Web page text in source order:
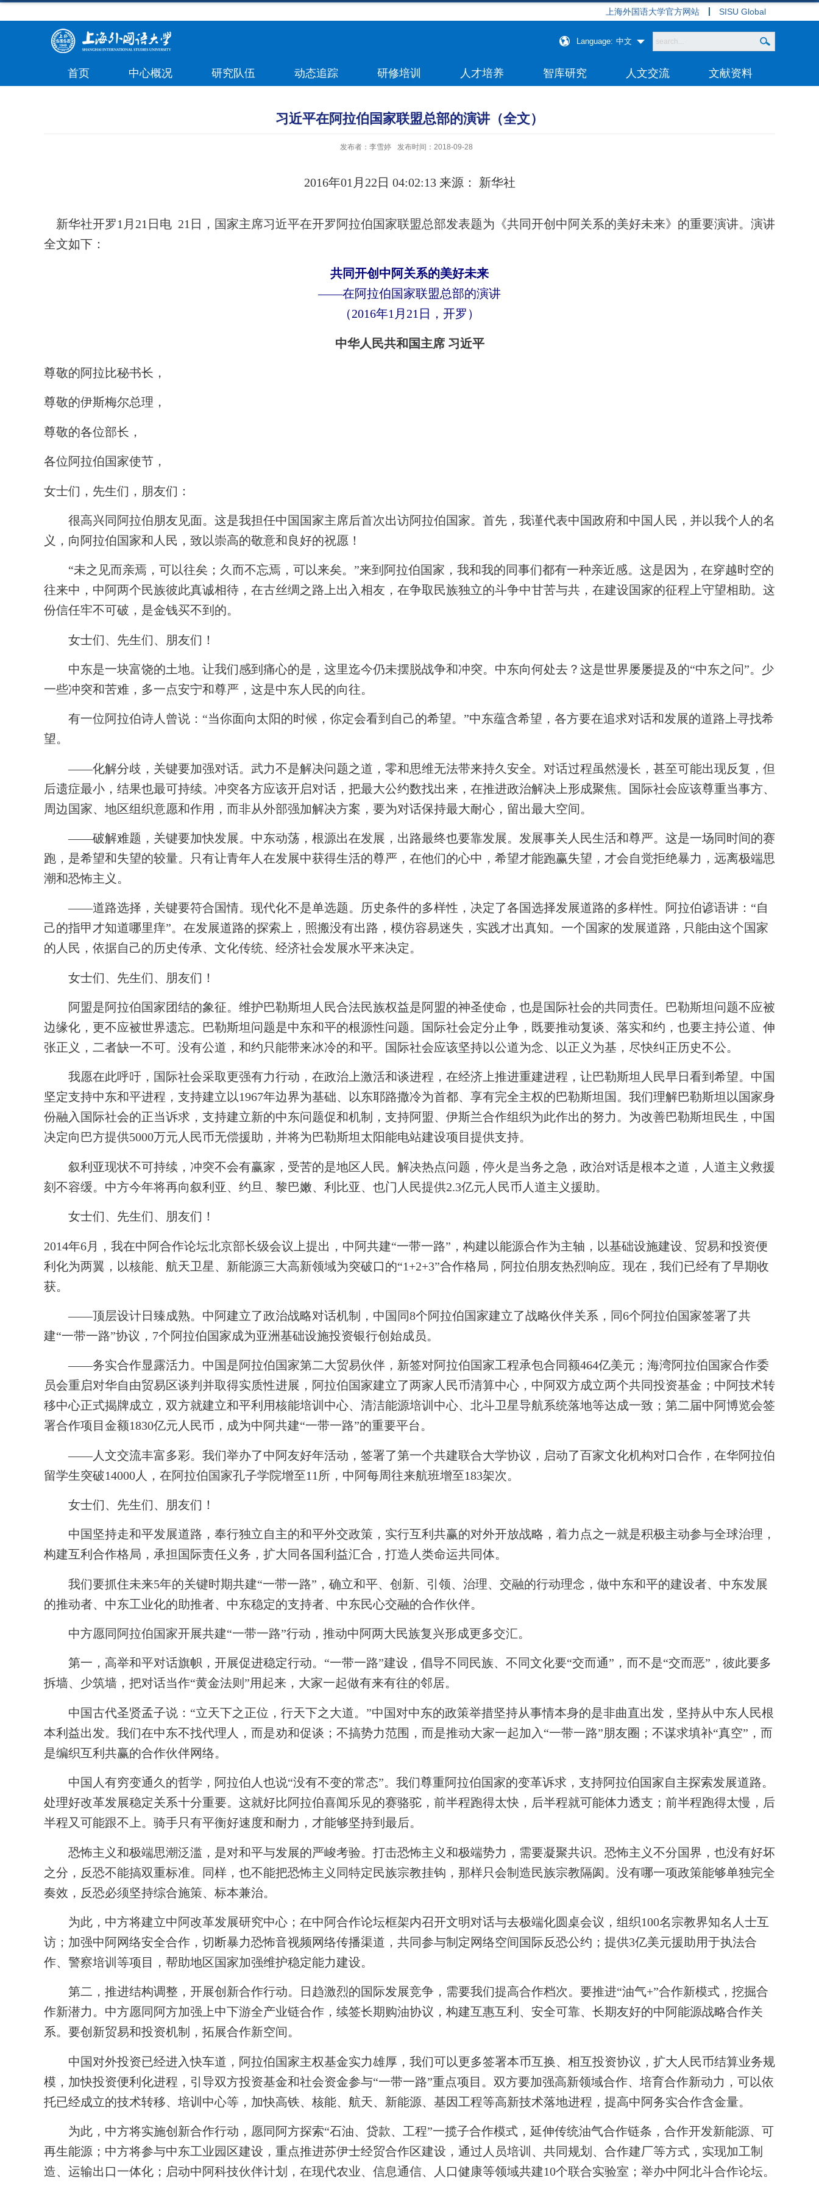
上海外国语大学官方网站 SISU Global
Language: 中文
首页 中心概况 研究队伍 动态追踪 研修培训 人才培养 智库研究 人文交流 文献资料
习近平在阿拉伯国家联盟总部的演讲（全文）
发布者：李雪婷 发布时间：2018-09-28
2016年01 月 22 日 04:02:13 来源： 新华社
新华社开罗1 月 21 日电 21 日，国家主席习近平在开罗阿拉伯国家联盟总部发表题为《共同开创中阿关系的美好未来》的重要演讲。演讲
全文如下：
共同开创中阿关系的美好未来
——在阿拉伯国家联盟总部的演讲
（2016年1 月 21 日，开罗）
中华人民共和国主席 习近平
尊敬的阿拉比秘书长，
尊敬的伊斯梅尔总理，
尊敬的各位部长，
各位阿拉伯国家使节，
女士们，先生们，朋友们：
很高兴同阿拉伯朋友见面。这是我担任中国国家主席后首次出访阿拉伯国家。首先，我谨代表中国政府和中国人民，并以我个人的名
义，向阿拉伯国家和人民，致以崇高的敬意和良好的祝愿！
“未之见而亲焉，可以往矣；久而不忘焉，可以来矣。”来到阿拉伯国家，我和我的同事们都有一种亲近感。这是因为，在穿越时空的
往来中，中阿两个民族彼此真诚相待，在古丝绸之路上出入相友，在争取民族独立的斗争中甘苦与共，在建设国家的征程上守望相助。这
份信任牢不可破，是金钱买不到的。
女士们、先生们、朋友们！
中东是一块富饶的土地。让我们感到痛心的是，这里迄今仍未摆脱战争和冲突。中东向何处去？这是世界屡屡提及的“中东之问”。少
一些冲突和苦难，多一点安宁和尊严，这是中东人民的向往。
有一位阿拉伯诗人曾说：“当你面向太阳的时候，你定会看到自己的希望。”中东蕴含希望，各方要在追求对话和发展的道路上寻找希
望。
——化解分歧，关键要加强对话。武力不是解决问题之道，零和思维无法带来持久安全。对话过程虽然漫长，甚至可能出现反复，但
后遗症最小，结果也最可持续。冲突各方应该开启对话，把最大公约数找出来，在推进政治解决上形成聚焦。国际社会应该尊重当事方、
周边国家、地区组织意愿和作用，而非从外部强加解决方案，要为对话保持最大耐心，留出最大空间。
——破解难题，关键要加快发展。中东动荡，根源出在发展，出路最终也要靠发展。发展事关人民生活和尊严。这是一场同时间的赛
跑，是希望和失望的较量。只有让青年人在发展中获得生活的尊严，在他们的心中，希望才能跑赢失望，才会自觉拒绝暴力，远离极端思
潮和恐怖主义。
——道路选择，关键要符合国情。现代化不是单选题。历史条件的多样性，决定了各国选择发展道路的多样性。阿拉伯谚语讲：“自
己的指甲才知道哪里痒”。在发展道路的探索上，照搬没有出路，模仿容易迷失，实践才出真知。一个国家的发展道路，只能由这个国家
的人民，依据自己的历史传承、文化传统、经济社会发展水平来决定。
女士们、先生们、朋友们！
阿盟是阿拉伯国家团结的象征。维护巴勒斯坦人民合法民族权益是阿盟的神圣使命，也是国际社会的共同责任。巴勒斯坦问题不应被
边缘化，更不应被世界遗忘。巴勒斯坦问题是中东和平的根源性问题。国际社会定分止争，既要推动复谈、落实和约，也要主持公道、伸
张正义，二者缺一不可。没有公道，和约只能带来冰冷的和平。国际社会应该坚持以公道为念、以正义为基，尽快纠正历史不公。
我愿在此呼吁，国际社会采取更强有力行动，在政治上激活和谈进程，在经济上推进重建进程，让巴勒斯坦人民早日看到希望。中国
坚定支持中东和平进程，支持建立以1967年边界为基础、以东耶路撒冷为首都、享有完全主权的巴勒斯坦国。我们理解巴勒斯坦以国家身
份融入国际社会的正当诉求，支持建立新的中东问题促和机制，支持阿盟、伊斯兰合作组织为此作出的努力。为改善巴勒斯坦民生，中国
决定向巴方提供5000万元人民币无偿援助，并将为巴勒斯坦太阳能电站建设项目提供支持。
叙利亚现状不可持续，冲突不会有赢家，受苦的是地区人民。解决热点问题，停火是当务之急，政治对话是根本之道，人道主义救援
刻不容缓。中方今年将再向叙利亚、约旦、黎巴嫩、利比亚、也门人民提供2.3亿元人民币人道主义援助。
女士们、先生们、朋友们！
2014年6月，我在中阿合作论坛北京部长级会议上提出，中阿共建“一带一路”，构建以能源合作为主轴，以基础设施建设、贸易和投资便
利化为两翼，以核能、航天卫星、新能源三大高新领域为突破口的“1+2+3”合作格局，阿拉伯朋友热烈响应。现在，我们已经有了早期收
获。
——顶层设计日臻成熟。中阿建立了政治战略对话机制，中国同8个阿拉伯国家建立了战略伙伴关系，同6个阿拉伯国家签署了共
建“一带一路”协议， 7个阿拉伯国家成为亚洲基础设施投资银行创始成员。
——务实合作显露活力。中国是阿拉伯国家第二大贸易伙伴，新签对阿拉伯国家工程承包合同额464亿美元；海湾阿拉伯国家合作委
员会重启对华自由贸易区谈判并取得实质性进展，阿拉伯国家建立了两家人民币清算中心，中阿双方成立两个共同投资基金；中阿技术转
移中心正式揭牌成立，双方就建立和平利用核能培训中心、清洁能源培训中心、北斗卫星导航系统落地等达成一致；第二届中阿博览会签
署合作项目金额1830亿元人民币，成为中阿共建“一带一路”的重要平台。
——人文交流丰富多彩。我们举办了中阿友好年活动，签署了第一个共建联合大学协议，启动了百家文化机构对口合作，在华阿拉伯
留学生突破14000人，在阿拉伯国家孔子学院增至11 所，中阿每周往来航班增至183架次。
女士们、先生们、朋友们！
中国坚持走和平发展道路，奉行独立自主的和平外交政策，实行互利共赢的对外开放战略，着力点之一就是积极主动参与全球治理，
构建互利合作格局，承担国际责任义务，扩大同各国利益汇合，打造人类命运共同体。
我们要抓住未来5年的关键时期共建“一带一路”，确立和平、创新、引领、治理、交融的行动理念，做中东和平的建设者、中东发展
的推动者、中东工业化的助推者、中东稳定的支持者、中东民心交融的合作伙伴。
中方愿同阿拉伯国家开展共建“一带一路”行动，推动中阿两大民族复兴形成更多交汇。
第一，高举和平对话旗帜，开展促进稳定行动。“一带一路”建设，倡导不同民族、不同文化要“交而通”，而不是“交而恶”，彼此要多
拆墙、少筑墙，把对话当作“黄金法则”用起来，大家一起做有来有往的邻居。
中国古代圣贤孟子说：“立天下之正位，行天下之大道。”中国对中东的政策举措坚持从事情本身的是非曲直出发，坚持从中东人民根
本利益出发。我们在中东不找代理人，而是劝和促谈；不搞势力范围，而是推动大家一起加入“一带一路”朋友圈；不谋求填补“真空”，而
是编织互利共赢的合作伙伴网络。
中国人有穷变通久的哲学，阿拉伯人也说“没有不变的常态”。我们尊重阿拉伯国家的变革诉求，支持阿拉伯国家自主探索发展道路。
处理好改革发展稳定关系十分重要。这就好比阿拉伯喜闻乐见的赛骆驼，前半程跑得太快，后半程就可能体力透支；前半程跑得太慢，后
半程又可能跟不上。骑手只有平衡好速度和耐力，才能够坚持到最后。
恐怖主义和极端思潮泛滥，是对和平与发展的严峻考验。打击恐怖主义和极端势力，需要凝聚共识。恐怖主义不分国界，也没有好坏
之分，反恐不能搞双重标准。同样，也不能把恐怖主义同特定民族宗教挂钩，那样只会制造民族宗教隔阂。没有哪一项政策能够单独完全
奏效，反恐必须坚持综合施策、标本兼治。
为此，中方将建立中阿改革发展研究中心；在中阿合作论坛框架内召开文明对话与去极端化圆桌会议，组织100名宗教界知名人士互
访；加强中阿网络安全合作，切断暴力恐怖音视频网络传播渠道，共同参与制定网络空间国际反恐公约；提供3亿美元援助用于执法合
作、警察培训等项目，帮助地区国家加强维护稳定能力建设。
第二，推进结构调整，开展创新合作行动。日趋激烈的国际发展竞争，需要我们提高合作档次。要推进“油气+”合作新模式，挖掘合
作新潜力。中方愿同阿方加强上中下游全产业链合作，续签长期购油协议，构建互惠互利、安全可靠、长期友好的中阿能源战略合作关
系。要创新贸易和投资机制，拓展合作新空间。
中国对外投资已经进入快车道，阿拉伯国家主权基金实力雄厚，我们可以更多签署本币互换、相互投资协议，扩大人民币结算业务规
模，加快投资便利化进程，引导双方投资基金和社会资金参与“一带一路”重点项目。双方要加强高新领域合作、培育合作新动力，可以依
托已经成立的技术转移、培训中心等，加快高铁、核能、航天、新能源、基因工程等高新技术落地进程，提高中阿务实合作含金量。
为此，中方将实施创新合作行动，愿同阿方探索“石油、贷款、工程”一揽子合作模式，延伸传统油气合作链条，合作开发新能源、可
再生能源；中方将参与中东工业园区建设，重点推进苏伊士经贸合作区建设，通过人员培训、共同规划、合作建厂等方式，实现加工制
造、运输出口一体化；启动中阿科技伙伴计划，在现代农业、信息通信、人口健康等领域共建10个联合实验室；举办中阿北斗合作论坛。